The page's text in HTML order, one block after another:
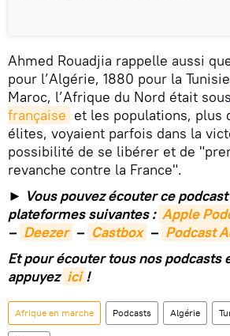
Ahmed Rouadjia rappelle aussi
pour l’Algérie, 1880 pour la
Maroc, l’Afrique du Nord était sous
française et les populations, plus
élites, voyaient parfois dans la
possibilité de se libérer et de
revanche contre la France".
► Vous pouvez écouter ce
plateformes suivantes : Apple
– Deezer – Castbox – Podcast
Et pour écouter tous nos podcasts
appuyez ici !
Afrique en marche Podcasts Algérie